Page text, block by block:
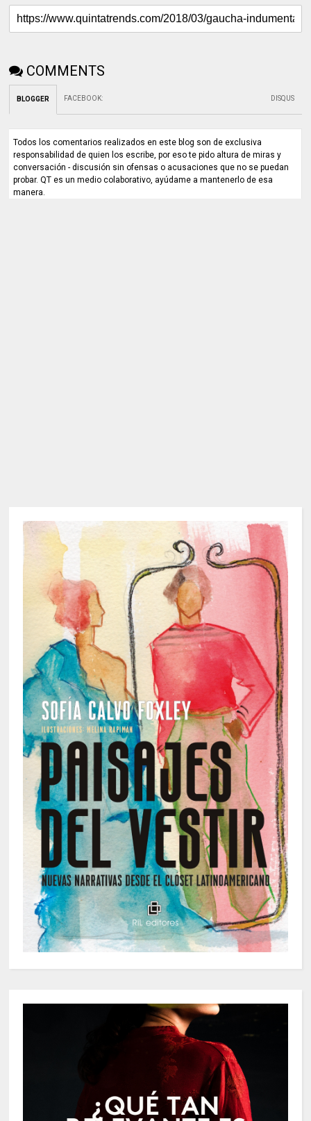
COMMENTS
BLOGGER FACEBOOK: DISQUS
Todos los comentarios realizados en este blog son de exclusiva
responsabilidad de quien los escribe, por eso te pido altura de miras y
conversación - discusión sin ofensas o acusaciones que no se puedan
probar. QT es un medio colaborativo, ayúdame a mantenerlo de esa
manera.